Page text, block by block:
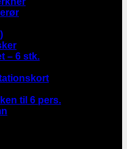
– 6 stk.
til 6 pers.